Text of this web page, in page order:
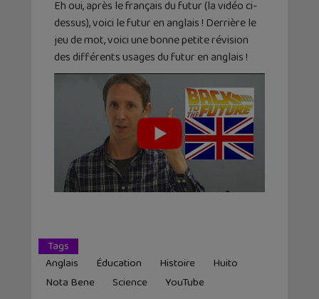
Eh oui, après le français du futur (la vidéo ci-
dessus), voici le futur en anglais ! Derrière le
jeu de mot, voici une bonne petite révision
des différents usages du futur en anglais !
Tags
Anglais
Éducation Histoire
Huito
Nota Bene
Science YouTube